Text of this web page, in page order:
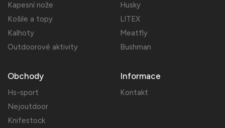
Kapesní nože
Košile a topy
Kalhoty
Outdoorové aktivity
Husky
LITEX
Meatfly
Bushman
Obchody
Hs-sport
Nejoutdoor
Knifestock
Informace
Kontakt